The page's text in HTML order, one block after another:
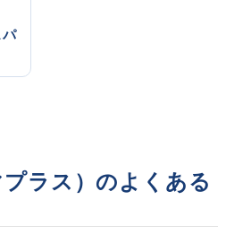
パ
ラス）のよくある